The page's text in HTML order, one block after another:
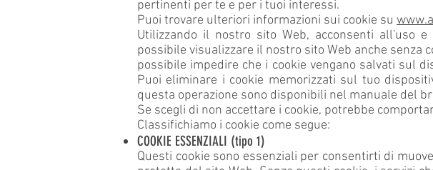
pertinenti per te e per i tuoi interessi.
Puoi trovare ulteriori informazioni sui cookie su
Utilizzando il nostro sito Web, acconsenti all'uso
possibile visualizzare il nostro sito Web anche senza
possibile impedire che i cookie vengano salvati sul
Puoi eliminare i cookie memorizzati sul tuo
questa operazione sono disponibili nel manuale del
Se scegli di non accettare i cookie, potrebbe
Classifichiamo i cookie come segue:
COOKIE ESSENZIALI (tipo 1)
Questi cookie sono essenziali per consentirti di